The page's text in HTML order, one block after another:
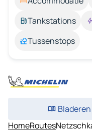
Tankstations
Tussenstops
HomeRoutes